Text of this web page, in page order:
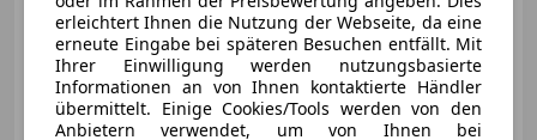
Volkswagen Caddy 1,6
TDI
erleichtert Ihnen die Nutzung der Webseite, da eine
erneute Eingabe bei späteren Besuchen entfällt. Mit
Ihrer Einwilligung werden nutzungsbasierte
Informationen an von Ihnen kontaktierte Händler
übermittelt. Einige Cookies/Tools werden von den
Anbietern verwendet, um von Ihnen bei